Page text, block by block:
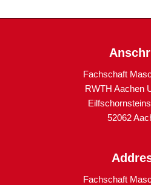
Fachschaft
RWTH Aachen
52062
Fachschaft